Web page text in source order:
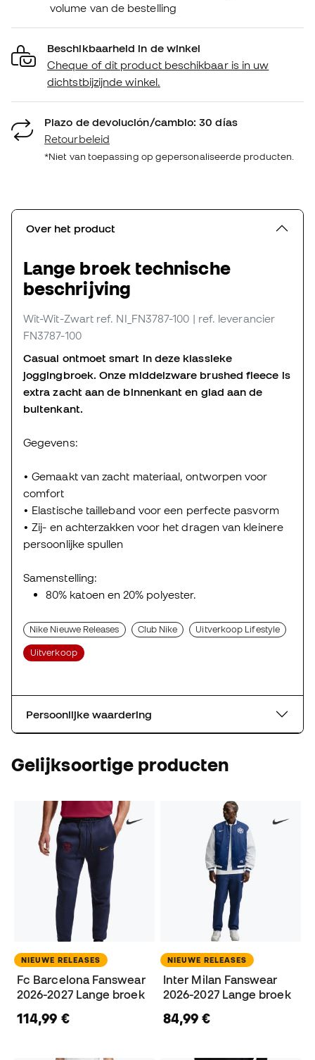
volume van de bestelling
Beschikbaarheid in de winkel
Cheque of dit product beschikbaar is in uw
dichtstbijzijnde winkel.
Plazo de devolución/cambio: 30 días
Retourbeleid
*Niet van toepassing op gepersonaliseerde producten.
Over het product
Lange broek technische
beschrijving
Wit-Wit-Zwart ref. NI_FN3787-100 | ref. leverancier
FN3787-100
Casual ontmoet smart in deze klassieke
joggingbroek. Onze middelzware brushed fleece is
extra zacht aan de binnenkant en glad aan de
buitenkant.
Gegevens:
• Gemaakt van zacht materiaal, ontworpen voor
comfort
• Elastische tailleband voor een perfecte pasvorm
• Zij- en achterzakken voor het dragen van kleinere
persoonlijke spullen
Samenstelling:
80% katoen en 20% polyester.
Nike Nieuwe Releases Club Nike Uitverkoop Lifestyle
Uitverkoop
Persoonlijke waardering
Gelijksoortige producten
NIEUWE RELEASES
Fc Barcelona Fanswear
2026-2027 Lange broek
114,99 €
NIEUWE RELEASES
Inter Milan Fanswear
2026-2027 Lange broek
84,99 €